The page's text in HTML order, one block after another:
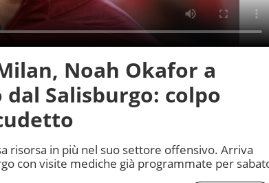
Noah Okafor a
Salisburgo: colpo
risorsa in più nel suo settore offensivo. Arriva
con visite mediche già programmate per